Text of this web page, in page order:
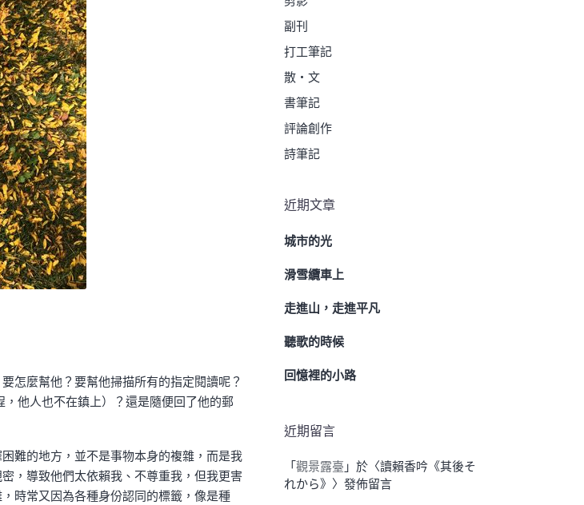
怎麼幫他？要幫他掃描所有的指定閱讀呢？
他人也不在鎮上）？還是隨便回了他的郵
難的地方，並不是事物本身的複雜，而是我
，導致他們太依賴我、不尊重我，但我更害
時常又因為各種身份認同的標籤，像是種
副刊
打工筆記
散・文
書筆記
評論創作
詩筆記
近期文章
城市的光
滑雪纜車上
走進山，走進平凡
聽歌的時候
回憶裡的小路
近期留言
「 觀景露臺 」於〈讀賴香吟《其後そ
れから》 〉發佈留言